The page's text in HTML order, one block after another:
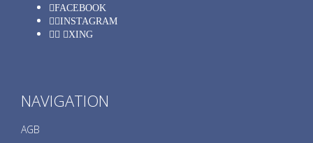
FACEBOOK
INSTAGRAM
XING
NAVIGATION
AGB